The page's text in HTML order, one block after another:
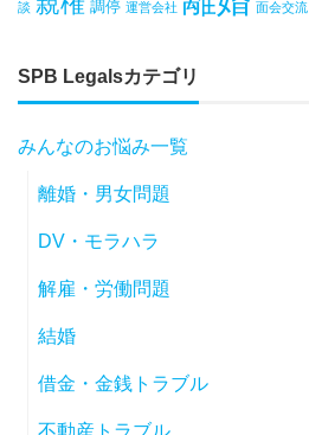
談 調停 運営会社 面会交流
SPB Legalsカテゴリ
みんなのお悩み一覧
離婚・男女問題
DV・モラハラ
解雇・労働問題
結婚
借金・金銭トラブル
不動産トラブル